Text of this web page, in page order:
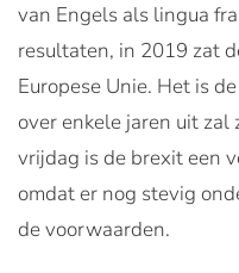
van Engels als lingua
resultaten, in 2019 zat
Europese Unie. Het is
over enkele jaren uit
vrijdag is de brexit een
omdat er nog stevig
de voorwaarden.